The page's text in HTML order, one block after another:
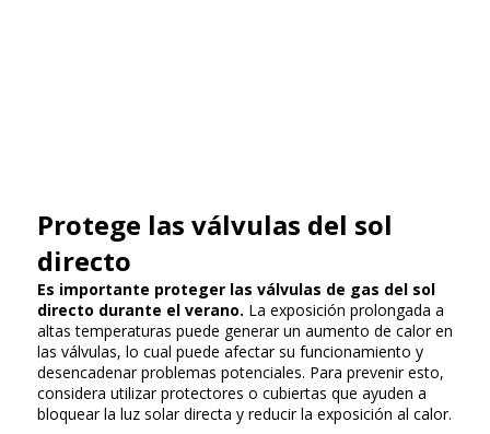
Protege las válvulas del sol
directo
Es importante proteger las válvulas de gas del sol
directo durante el verano. La exposición prolongada a
altas temperaturas puede generar un aumento de calor en
las válvulas, lo cual puede afectar su funcionamiento y
desencadenar problemas potenciales. Para prevenir esto,
considera utilizar protectores o cubiertas que ayuden a
bloquear la luz solar directa y reducir la exposición al calor.